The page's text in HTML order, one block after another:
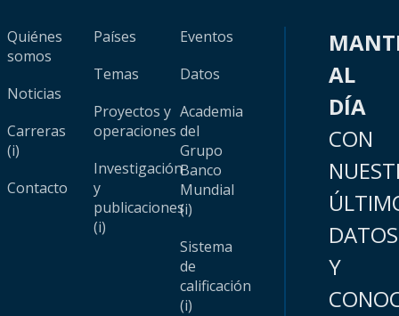
Quiénes
somos
Noticias
Carreras
(i)
Contacto
Países
Temas
Proyectos y
operaciones
Investigación
y
publicaciones
(i)
Eventos
Datos
Academia
del
Grupo
Banco
Mundial
(i)
Sistema
de
calificación
(i)
AL
DÍA
CON
DATOS
Y